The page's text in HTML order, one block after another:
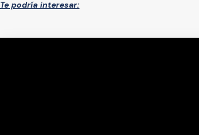
Te podría interesar: